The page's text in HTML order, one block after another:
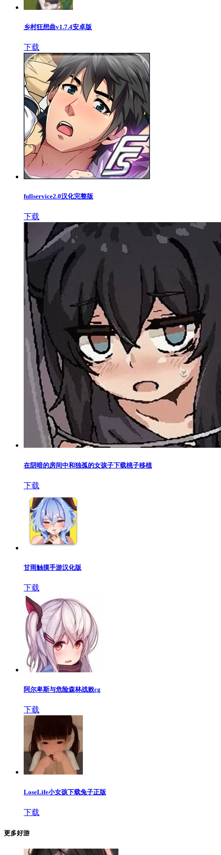
乡村狂想曲v1.7.4安卓版
下载
fullservice2.0汉化完整版
下载
在阴暗的房间中和独孤的女孩子下载桃子移植
下载
甘雨触摸手游汉化版
下载
阿尔卑斯与危险森林战败cg
下载
LoseLife小女孩下载兔子正版
下载
更多好游